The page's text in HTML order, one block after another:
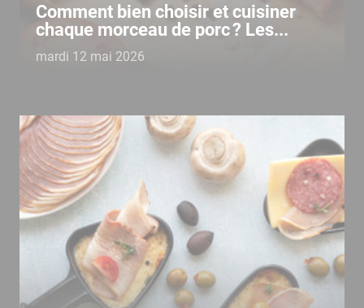
Comment bien choisir et cuisiner
chaque morceau de porc ? Les...
mardi 12 mai 2026